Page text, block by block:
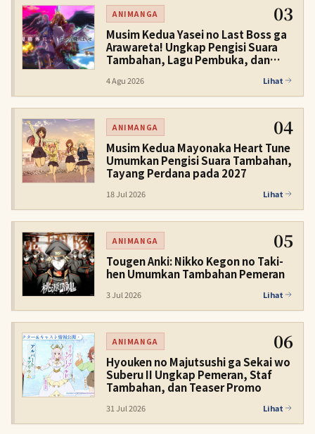
ANIMANGA 03
Musim Kedua Yasei no Last Boss ga
Arawareta! Ungkap Pengisi Suara
Tambahan, Lagu Pembuka, dan
4 Agu 2026 Lihat
ANIMANGA 04
Musim Kedua Mayonaka Heart Tune
Umumkan Pengisi Suara Tambahan,
Tayang Perdana pada 2027
18 Jul 2026 Lihat
ANIMANGA 05
Tougen Anki: Nikko Kegon no Taki-
hen Umumkan Tambahan Pemeran
3 Jul 2026 Lihat
ANIMANGA 06
Hyouken no Majutsushi ga Sekai wo
Suberu II Ungkap Pemeran, Staf
Tambahan, dan Teaser Promo
31 Jul 2026 Lihat